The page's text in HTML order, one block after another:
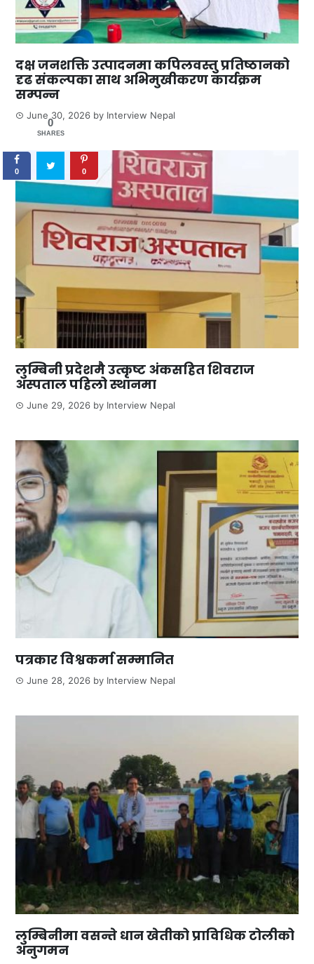
दक्ष जनशक्ति उत्पादनमा कपिलवस्तु प्रतिष्ठानको
दृढ संकल्पका साथ अभिमुखीकरण कार्यक्रम
सम्पन्न
June 30, 2026 by Interview Nepal
लुम्बिनी प्रदेशमै उत्कृष्ट अंकसहित शिवराज
अस्पताल पहिलो स्थानमा
June 29, 2026 by Interview Nepal
पत्रकार विश्वकर्मा सम्मानित
June 28, 2026 by Interview Nepal
लुम्बिनीमा वसन्ते धान खेतीको प्राविधिक टोलीको
अनुगमन
0
SHARES
0 0